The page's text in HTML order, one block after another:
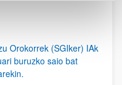
Orokorrek (SGIker) IAk
buruzko saio bat